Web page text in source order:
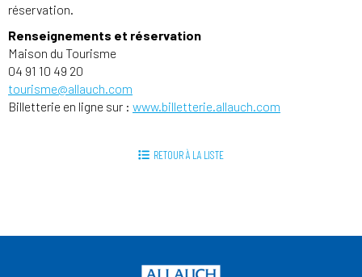
réservation.
Renseignements et réservation
Maison du Tourisme
04 91 10 49 20
tourisme@allauch.com
Billetterie en ligne sur : www.billetterie.allauch.com
RETOUR À LA LISTE